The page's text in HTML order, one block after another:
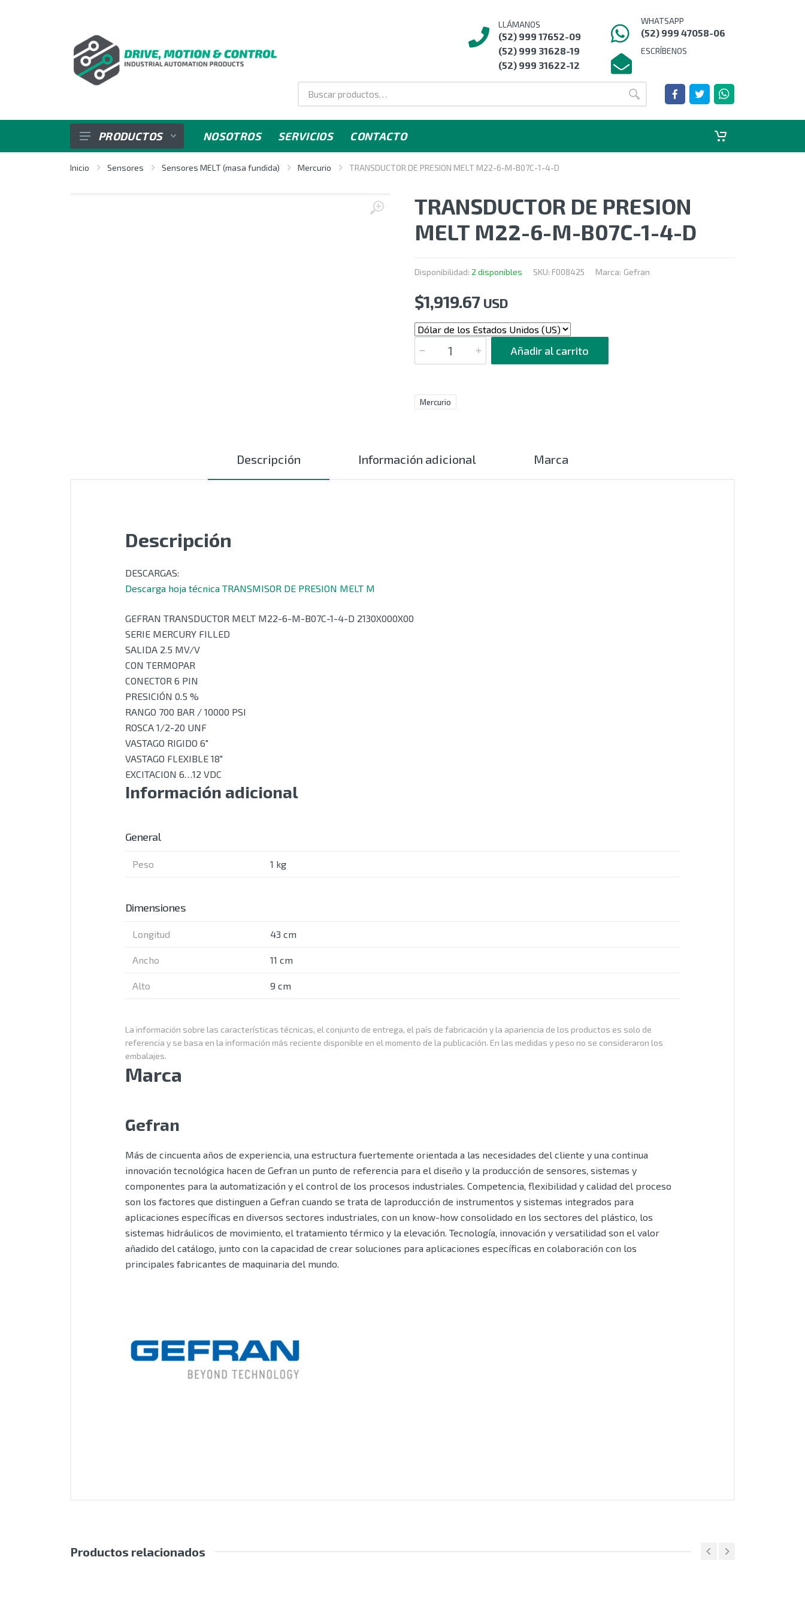
LLÁMANOS
(52) 999 17652-09
(52) 999 31628-19
(52) 999 31622-12
WHATSAPP
(52) 999 47058-06
ESCRÍBENOS
SENSORES
PRODUCTOS NOSOTROS SERVICIOS CONTACTO
Inicio Sensores Sensores MELT (masa fundida) Mercurio TRANSDUCTOR DE PRESION MELT M22-6-M-B07C-1-4-D
TRANSDUCTOR DE PRESION
MELT M22-6-M-B07C-1-4-D
Disponibilidad: 2 disponibles SKU: F008425 Marca: Gefran
$1,919.67 USD
CANTIDAD
Añadir al carrito
Mercurio
Descripción Información adicional Marca
Descripción
DESCARGAS:
Descarga hoja técnica TRANSMISOR DE PRESION MELT M
GEFRAN TRANSDUCTOR MELT M22-6-M-B07C-1-4-D 2130X000X00
SERIE MERCURY FILLED
SALIDA 2.5 MV/V
CON TERMOPAR
CONECTOR 6 PIN
PRESICIÓN 0.5 %
RANGO 700 BAR / 10000 PSI
ROSCA 1/2-20 UNF
VASTAGO RIGIDO 6″
VASTAGO FLEXIBLE 18″
EXCITACION 6…12 VDC
Información adicional
General
Peso 1 kg
Dimensiones
Longitud 43 cm
Ancho 11 cm
Alto 9 cm
La información sobre las características técnicas, el conjunto de entrega, el país de fabricación y la apariencia de los productos es solo de
referencia y se basa en la información más reciente disponible en el momento de la publicación. En las medidas y peso no se consideraron los
embalajes.
Marca
Gefran
Más de cincuenta años de experiencia, una estructura fuertemente orientada a las necesidades del cliente y una continua
innovación tecnológica hacen de Gefran un punto de referencia para el diseño y la producción de sensores, sistemas y
componentes para la automatización y el control de los procesos industriales. Competencia, flexibilidad y calidad del proceso
son los factores que distinguen a Gefran cuando se trata de laproducción de instrumentos y sistemas integrados para
aplicaciones específicas en diversos sectores industriales, con un know-how consolidado en los sectores del plástico, los
sistemas hidráulicos de movimiento, el tratamiento térmico y la elevación. Tecnología, innovación y versatilidad son el valor
añadido del catálogo, junto con la capacidad de crear soluciones para aplicaciones específicas en colaboración con los
principales fabricantes de maquinaria del mundo.
Productos relacionados